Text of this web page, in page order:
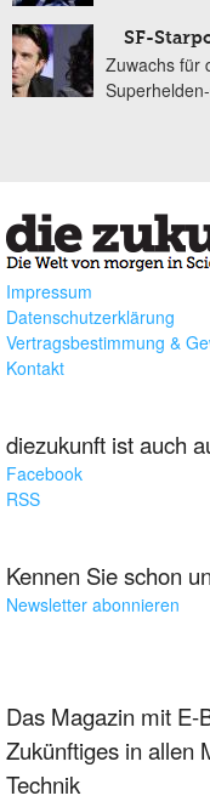
SF-
Zuwachs für
Impressum
Datenschutzerklärung
Vertragsbestimmung &
Kontakt
diezukunft ist auch
Facebook
RSS
Kennen Sie schon
Newsletter abonnieren
Das Magazin mit E-
Zukünftiges in allen
Technik